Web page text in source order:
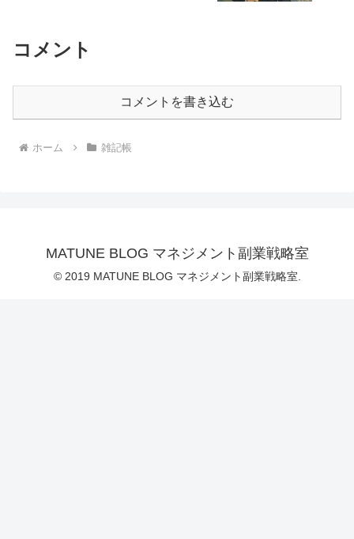
コメント
コメントを書き込む
ホーム 雑記帳
MATUNE BLOG マネジメント副業戦略室
© 2019 MATUNE BLOG マネジメント副業戦略室.